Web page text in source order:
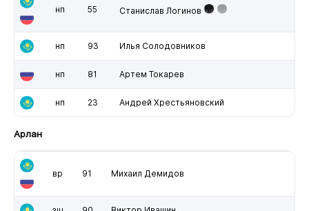
нп 55 Станислав Логинов
нп 93 Илья Солодовников
нп 81 Артем Токарев
нп 23 Андрей Хрестьяновский
Арлан
вр 91 Михаил Демидов